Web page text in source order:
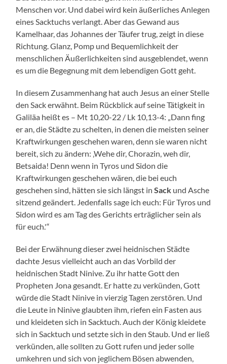
Menschen vor. Und dabei wird kein äußerliches Anlegen
eines Sacktuchs verlangt. Aber das Gewand aus
Kamelhaar, das Johannes der Täufer trug, zeigt in diese
Richtung. Glanz, Pomp und Bequemlichkeit der
menschlichen Äußerlichkeiten sind ausgeblendet, wenn
es um die Begegnung mit dem lebendigen Gott geht.
In diesem Zusammenhang hat auch Jesus an einer Stelle
den Sack erwähnt. Beim Rückblick auf seine Tätigkeit in
Galiläa heißt es – Mt 10,20-22 / Lk 10,13-4: „Dann fing
er an, die Städte zu schelten, in denen die meisten seiner
Kraftwirkungen geschehen waren, denn sie waren nicht
bereit, sich zu ändern: ‚Wehe dir, Chorazin, weh dir,
Betsaida! Denn wenn in Tyros und Sidon die
Kraftwirkungen geschehen wären, die bei euch
geschehen sind, hätten sie sich längst inSack und Asche
sitzend geändert. Jedenfalls sage ich euch: Für Tyros und
Sidon wird es am Tag des Gerichts erträglicher sein als
für euch.'“
Bei der Erwähnung dieser zwei heidnischen Städte
dachte Jesus vielleicht auch an das Vorbild der
heidnischen Stadt Ninive. Zu ihr hatte Gott den
Propheten Jona gesandt. Er hatte zu verkünden, Gott
würde die Stadt Ninive in vierzig Tagen zerstören. Und
die Leute in Ninive glaubten ihm, riefen ein Fasten aus
und kleideten sich in Sacktuch. Auch der König kleidete
sich in Sacktuch und setzte sich in den Staub. Und er ließ
verkünden, alle sollten zu Gott rufen und jeder solle
umkehren und sich von jeglichem Bösen abwenden,